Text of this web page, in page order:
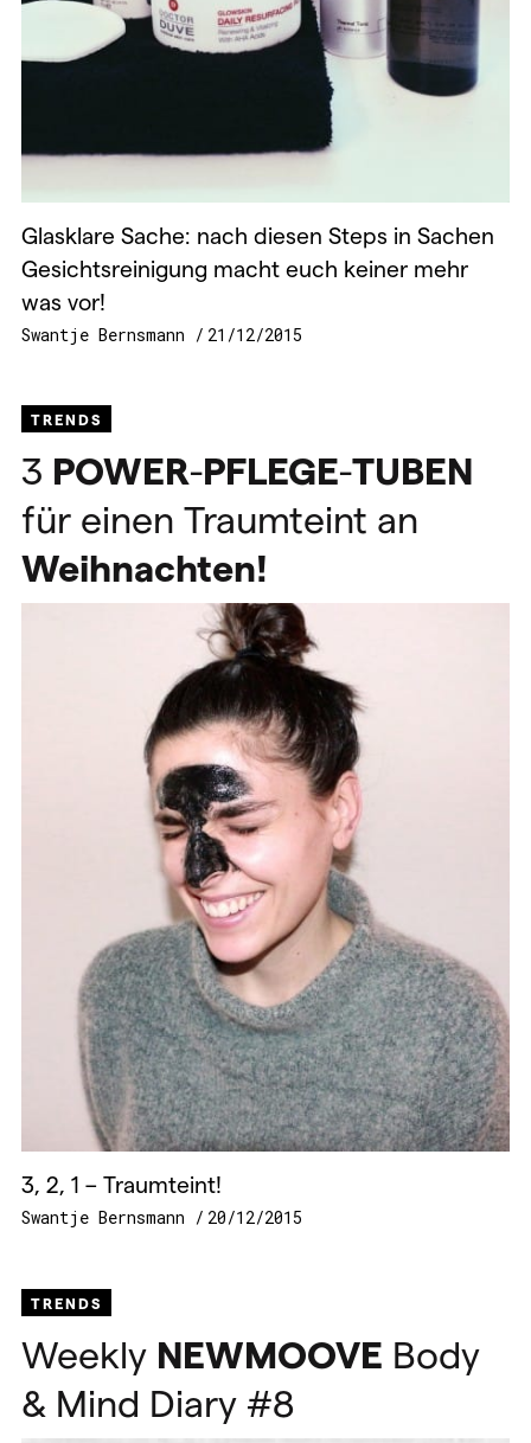
Glasklare Sache: nach diesen Steps in Sachen
Gesichtsreinigung macht euch keiner mehr
was vor!
Swantje Bernsmann 21/12/2015
TRENDS
3 POWER-PFLEGE-TUBEN
für einen Traumteint an
Weihnachten!
3, 2, 1 – Traumteint!
Swantje Bernsmann 20/12/2015
TRENDS
Weekly NEWMOOVE Body
& Mind Diary #8